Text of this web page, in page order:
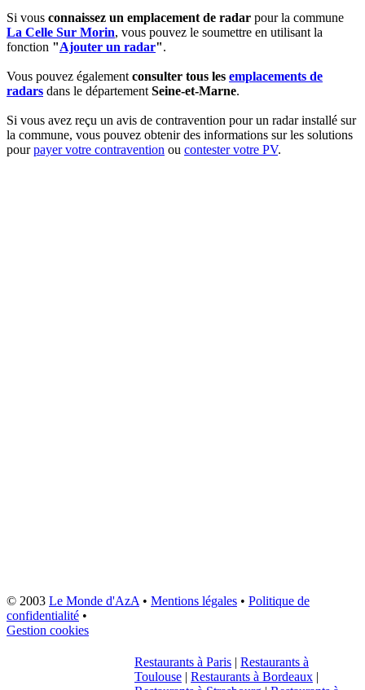
Si vous connaissez un emplacement de radar pour la commune
La Celle Sur Morin, vous pouvez le soumettre en utilisant la
fonction "Ajouter un radar".
Vous pouvez égalementconsulter tous les emplacements de
radars dans le départementSeine-et-Marne.
Si vous avez reçu un avis de contravention pour un radar installé sur
la commune, vous pouvez obtenir des informations sur les solutions
pourpayer votre contravention ou contester votre PV.
© 2003 Le Monde d'AzA• Mentions légales • Politique de
confidentialité •
Gestion cookies
Restaurants à Paris | Restaurants à
Toulouse | Restaurants à Bordeaux |